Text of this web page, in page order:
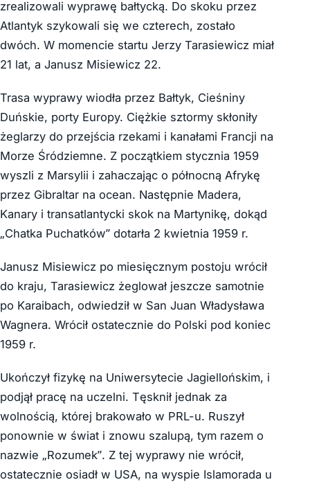
zrealizowali wyprawę bałtycką. Do skoku przez
Atlantyk szykowali się we czterech, zostało
dwóch. W momencie startu Jerzy Tarasiewicz miał
21 lat, a Janusz Misiewicz 22.
Trasa wyprawy wiodła przez Bałtyk, Cieśniny
Duńskie, porty Europy. Ciężkie sztormy skłoniły
żeglarzy do przejścia rzekami i kanałami Francji na
Morze Śródziemne. Z początkiem stycznia 1959
wyszli z Marsylii i zahaczając o północną Afrykę
przez Gibraltar na ocean. Następnie Madera,
Kanary i transatlantycki skok na Martynikę, dokąd
„Chatka Puchatków” dotarła 2 kwietnia 1959 r.
Janusz Misiewicz po miesięcznym postoju wrócił
do kraju, Tarasiewicz żeglował jeszcze samotnie
po Karaibach, odwiedził w San Juan Władysława
Wagnera. Wrócił ostatecznie do Polski pod koniec
1959 r.
Ukończył fizykę na Uniwersytecie Jagiellońskim, i
podjął pracę na uczelni. Tęsknił jednak za
wolnością, której brakowało w PRL-u. Ruszył
ponownie w świat i znowu szalupą, tym razem o
nazwie „Rozumek”. Z tej wyprawy nie wrócił,
ostatecznie osiadł w USA, na wyspie Islamorada u